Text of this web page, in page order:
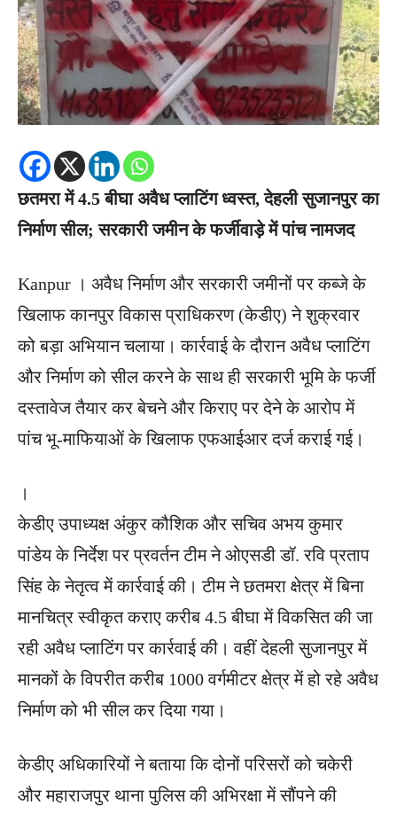
छतमरा में 4.5 बीघा अवैध प्लाटिंग ध्वस्त, देहली सुजानपुर का
निर्माण सील; सरकारी जमीन के फर्जीवाड़े में पांच नामजद
Kanpur । अवैध निर्माण और सरकारी जमीनों पर कब्जे के
खिलाफ कानपुर विकास प्राधिकरण (केडीए) ने शुक्रवार
को बड़ा अभियान चलाया। कार्रवाई के दौरान अवैध प्लाटिंग
और निर्माण को सील करने के साथ ही सरकारी भूमि के फर्जी
दस्तावेज तैयार कर बेचने और किराए पर देने के आरोप में
पांच भू-माफियाओं के खिलाफ एफआईआर दर्ज कराई गई।
।
केडीए उपाध्यक्ष अंकुर कौशिक और सचिव अभय कुमार
पांडेय के निर्देश पर प्रवर्तन टीम ने ओएसडी डॉ. रवि प्रताप
सिंह के नेतृत्व में कार्रवाई की। टीम ने छतमरा क्षेत्र में बिना
मानचित्र स्वीकृत कराए करीब 4.5 बीघा में विकसित की जा
रही अवैध प्लाटिंग पर कार्रवाई की। वहीं देहली सुजानपुर में
मानकों के विपरीत करीब 1000 वर्गमीटर क्षेत्र में हो रहे अवैध
निर्माण को भी सील कर दिया गया।
केडीए अधिकारियों ने बताया कि दोनों परिसरों को चकेरी
और महाराजपुर थाना पुलिस की अभिरक्षा में सौंपने की